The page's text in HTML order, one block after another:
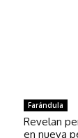
Farándula
Revelan
en nueva